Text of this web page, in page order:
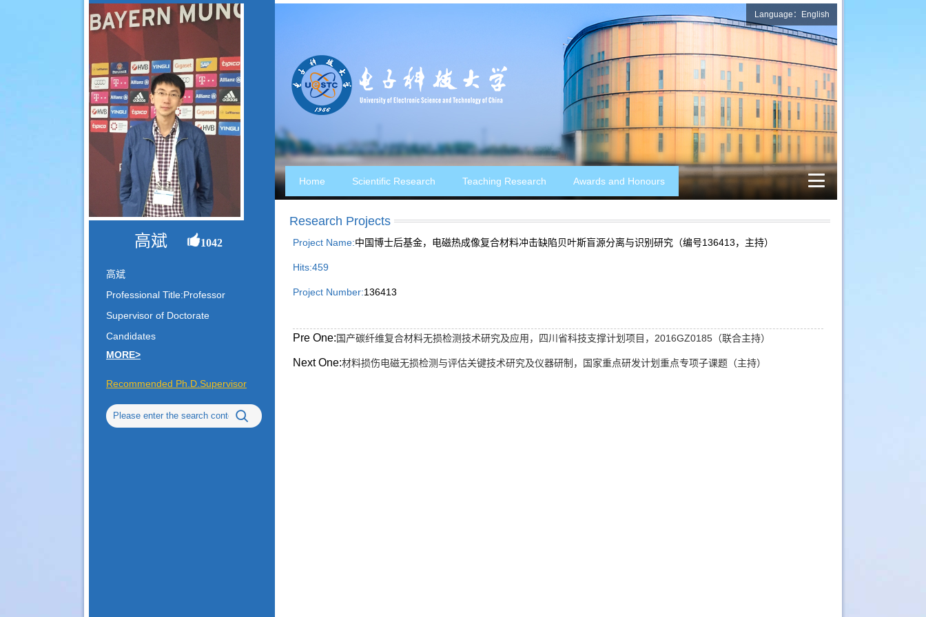
高斌 1042
高斌
Professional Title:Professor
Supervisor of Doctorate
Candidates
MORE>
Recommended Ph.D.Supervisor
Language：English
Home Scientific Research Teaching Research Awards and Honours
Research Projects
Project Name:中国博士后基金，电磁热成像复合材料冲击缺陷贝叶斯盲源分离与识别研究（编号136413，主持）
Hits:459
Project Number:136413
Pre One:国产碳纤维复合材料无损检测技术研究及应用，四川省科技支撑计划项目，2016GZ0185（联合主持）
Next One:材料损伤电磁无损检测与评估关键技术研究及仪器研制，国家重点研发计划重点专项子课题（主持）